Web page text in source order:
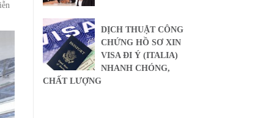
DỊCH THUẬT CÔNG
CHỨNG HỒ SƠ XIN
VISA ĐI Ý (ITALIA)
NHANH CHÓNG,
CHẤT LƯỢNG